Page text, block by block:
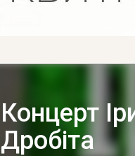
Концерт
Дробіта